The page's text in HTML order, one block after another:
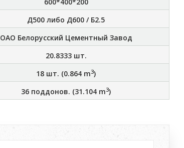
600*400*200
Д500 либо Д600 / Б2.5
ОАО Белорусский Цементный Завод
20.8333шт.
18 шт. (0.864 m3)
36 поддонов. (31.104 m3)